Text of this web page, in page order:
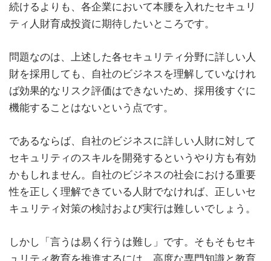
続けるよりも、各企業において本腰を入れたセキュリ
ティ人財育成投資に期待したいところです。
問題なのは、上述した各セキュリティ分野に詳しい人
財を採用しても、自社のビジネスを理解していなけれ
ば効果的なリスク評価はできないため、採用後すぐに
機能することはないという点です。
であるならば、自社のビジネスに詳しい人財に対して
セキュリティのスキルを開発するというやり方も有効
かもしれません。自社のビジネスの社会における重要
性を正しく理解できている人財でなければ、正しいセ
キュリティ対策の検討および実行は難しいでしょう。
しかし「言うは易く行うは難し」です。そもそもセキ
ュリティ教育を推進するには、高度な専門知識と教育